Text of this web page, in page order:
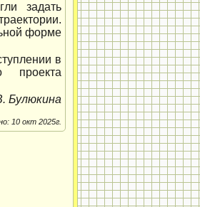
задать
форме
в
проекта
Булюкина
10 окт 2025г.